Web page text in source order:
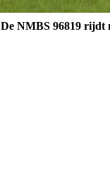
De NMBS 96819 rijdt